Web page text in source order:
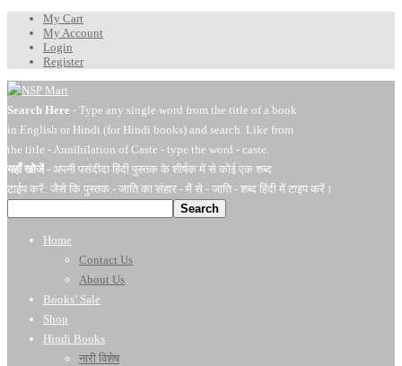
My Cart
My Account
Login
Register
Search Here - Type any single word from the title of a book
in English or Hindi (for Hindi books) and search. Like from
the title - Annihilation of Caste - type the word - caste.
यहाँ खोजें- अपनी पसंदीदा हिंदी पुस्तक के शीर्षक में से कोई एक शब्द
टाईप करें: जैसे कि पुस्तक - जाति का संहार - में से - जाति - शब्द हिंदी में टाइप करें।
Search
Home
Contact Us
About Us
Books’ Sale
Shop
Hindi Books
नारी विशेष